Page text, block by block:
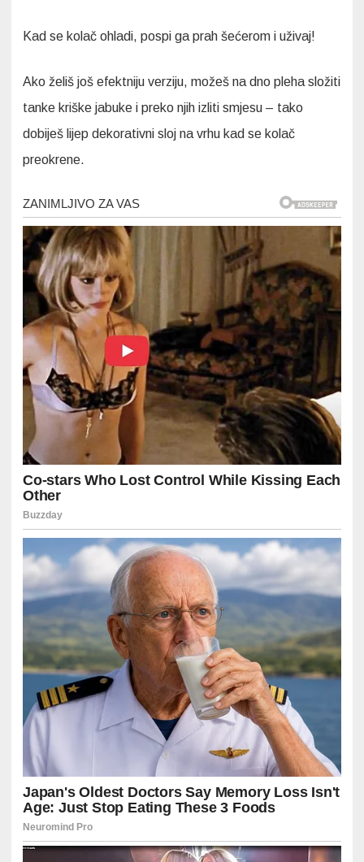
Kad se kolač ohladi, pospi ga prah šećerom i uživaj!
Ako želiš još efektniju verziju, možeš na dno pleha složiti
tanke kriške jabuke i preko njih izliti smjesu – tako
dobiješ lijep dekorativni sloj na vrhu kad se kolač
preokrene.